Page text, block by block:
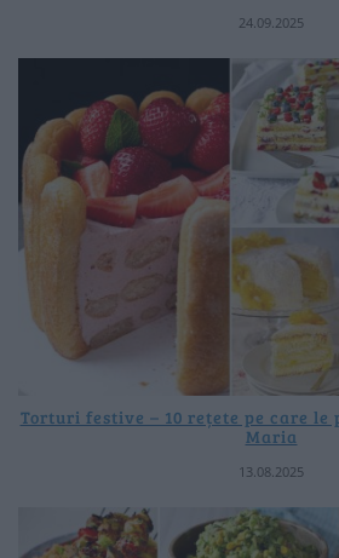
24.09.2025
Torturi festive – 10 rețete pe care le
Maria
13.08.2025